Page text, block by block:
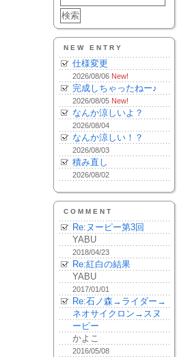
NEW ENTRY
仕様変更
2026/08/06 New!
完成しちゃったねー♪
2026/08/05 New!
なんか涼しいよ？
2026/08/04
なんか涼しい！？
2026/08/03
積み直し
2026/08/02
COMMENT
Re:ヌーピー第3回
YABU
2018/04/23
Re:紅白の結果
YABU
2017/01/01
Re:石ノ森→ライダー→
ネオサイクロン→スヌ
ーピー
かよこ
2016/05/08